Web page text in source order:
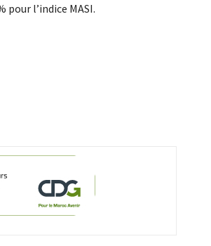
l’indice MASI.